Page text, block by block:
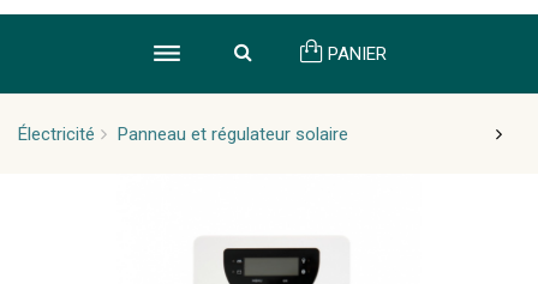
PANIER
Électricité Panneau et régulateur solaire